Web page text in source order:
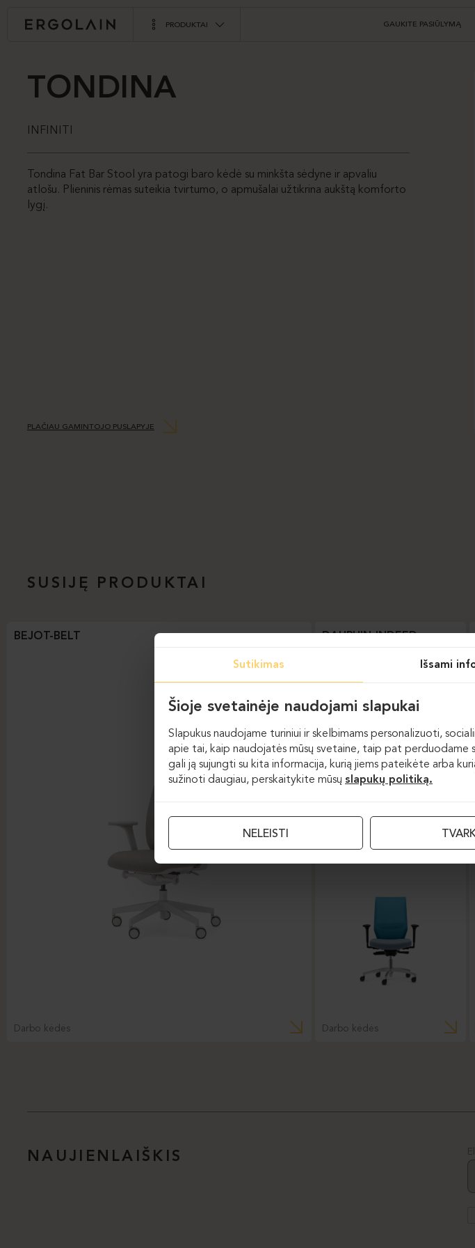
PRODUKTAI GAUKITE PASIŪLYMĄ
TONDINA
INFINITI
Tondina Fat Bar Stool yra patogi baro kėdė su minkšta sėdyne ir apvaliu
atlošu. Plieninis rėmas suteikia tvirtumo, o apmušalai užtikrina aukštą komforto
lygį.
PLAČIAU GAMINTOJO PUSLAPYJE
SUSIJĘ PRODUKTAI
BEJOT-BELT
Darbo kėdės
DAUPHIN-INDEED
Darbo kėdės
DAUPHIN-SHAPE MESH
Darbo kėdės
NAUJIENLAIŠKIS
Sutikimas Išsami
Šioje svetainėje naudojami slapukai
Slapukus naudojame turiniui ir skelbimams personalizuoti,
apie tai, kaip naudojatės mūsų svetaine, taip pat perduodame
gali ją sujungti su kita informacija, kurią jiems pateikėte arba
sužinoti daugiau, perskaitykite mūsų slapukų politiką.
NELEISTI